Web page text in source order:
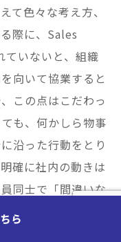
て色々な考え方、
際に、Sales
いないと、組織
向いて協業すると
この点はこだわっ
も、何かしら物事
沿った行動をとり
確に社内の動きは
同士で「間違いな
もExcellentには
ら